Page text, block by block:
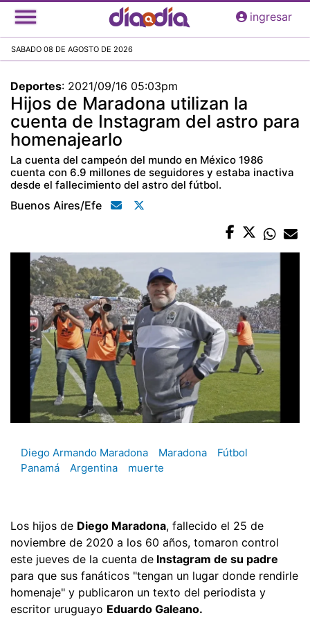
Pasar
al
principal
ingresar
SABADO 08 DE AGOSTO DE 2026
Deportes: 2021/09/16 05:03pm
Hijos de Maradona utilizan la
cuenta de Instagram del astro para
homenajearlo
La cuenta del campeón del mundo en México 1986
cuenta con 6.9 millones de seguidores y estaba inactiva
desde el fallecimiento del astro del fútbol.
Buenos Aires/efe
Diego Armando Maradona Maradona
Fútbol
Panamá
Argentina muerte
Los hijos de Diego Maradona, fallecido el 25 de
noviembre de 2020 a los 60 años, tomaron control
este jueves de la cuenta de Instagram de su padre
para que sus fanáticos "tengan un lugar donde rendirle
homenaje" y publicaron un texto del periodista y
escritor uruguayo Eduardo Galeano.